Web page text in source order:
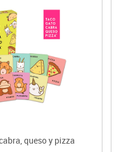
queso y pizza